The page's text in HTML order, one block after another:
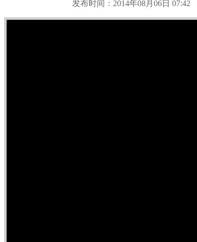
发布时间：2014年08月06日 07:42